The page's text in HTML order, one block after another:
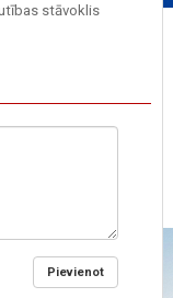
stāvoklis
Pievienot